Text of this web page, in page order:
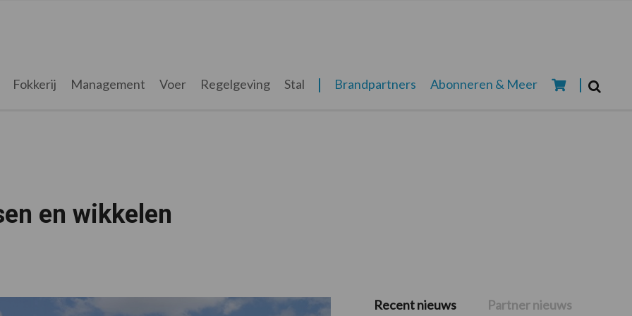
Fokkerij Management Voer Regelgeving Stal Brandpartners Abonneren & Meer
en wikkelen
Primaire
Recent nieuws Partner nieuws